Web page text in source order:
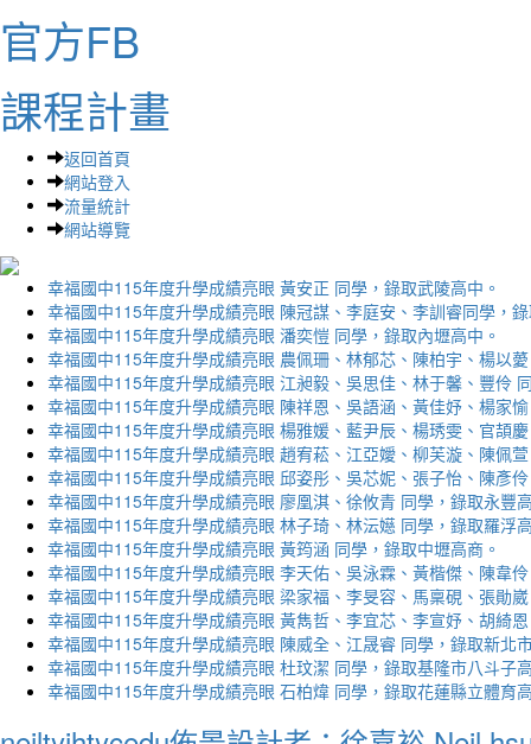
官方FB
課程計畫
返回首頁
網站登入
流量統計
網站導覽
幸福國中115年度升學成績亮眼 黃安正 同學，錄取武陵高中。
幸福國中115年度升學成績亮眼 陳冠謀、李庭安、李訓睿同學，
幸福國中115年度升學成績亮眼 潘奕愷 同學，錄取內壢高中。
幸福國中115年度升學成績亮眼 農佩珊、林郁芯、陳柏宇、楊以
幸福國中115年度升學成績亮眼 江昶毅、吳思佳、林于馨、豐伶
幸福國中115年度升學成績亮眼 陳祥恩、吳語涵、黃佳妤、楊家
幸福國中115年度升學成績亮眼 楊雅媛、藍尹辰、楊琇雯、官頡
幸福國中115年度升學成績亮眼 趙宥菘、江亞嬡、柳芙漩、陳佩
幸福國中115年度升學成績亮眼 邱姿彤、吳芯妮、張子怡、陳彥
幸福國中115年度升學成績亮眼 廖凰淇、徐攸青 同學，錄取永豐
幸福國中115年度升學成績亮眼 林子琦、林沄嬨 同學，錄取羅浮
幸福國中115年度升學成績亮眼 黃筠涵 同學，錄取中壢高商。
幸福國中115年度升學成績亮眼 李天佑、吳泳霖、黃楷傑、陳韋
幸福國中115年度升學成績亮眼 梁家福、李旻容、馬稟硯、張勛
幸福國中115年度升學成績亮眼 黃雋哲、李宜芯、李宣妤、胡綺
幸福國中115年度升學成績亮眼 陳威全、江晟睿 同學，錄取新北
幸福國中115年度升學成績亮眼 杜玟潔 同學，錄取基隆市八斗子
幸福國中115年度升學成績亮眼 石柏煒 同學，錄取花蓮縣立體育